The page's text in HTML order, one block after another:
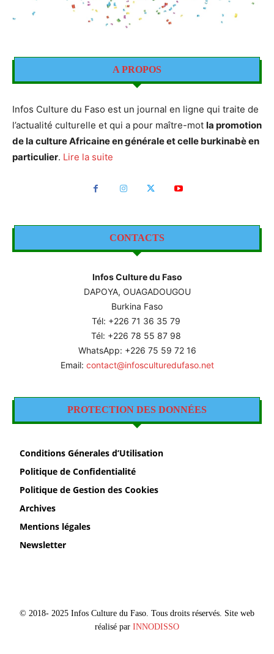
A PROPOS
Infos Culture du Faso est un journal en ligne qui traite de
l’actualité culturelle et qui a pour maître-mot la promotion
de la culture Africaine en générale et celle burkinabè en
particulier. Lire la suite
CONTACTS
Infos Culture du Faso
DAPOYA, OUAGADOUGOU
Burkina Faso
Tél: +226 71 36 35 79
Tél: +226 78 55 87 98
WhatsApp: +226 75 59 72 16
Email: contact@infosculturedufaso.net
PROTECTION DES DONNÉES
Conditions Génerales d’Utilisation
Politique de Confidentialité
Politique de Gestion des Cookies
Archives
Mentions légales
Newsletter
© 2018- 2025 Infos Culture du Faso. Tous droits réservés. Site web
réalisé par INNODISSO